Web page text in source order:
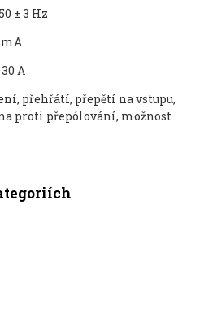
± 3 Hz
mA
30 A
í, přehřátí, přepětí na vstupu,
proti přepólování, možnost